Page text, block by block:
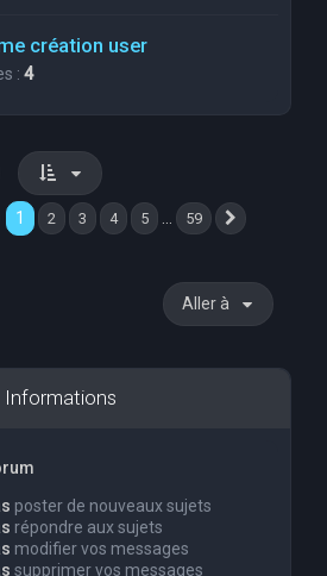
création user
: 4
1 sur 59
1 2 3 4 5 59
Aller à
Informations
poster de nouveaux sujets
répondre aux sujets
modifier vos messages
supprimer vos messages